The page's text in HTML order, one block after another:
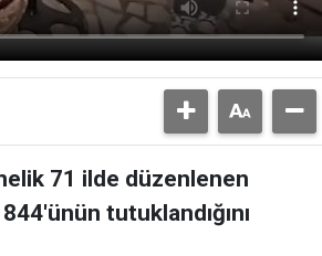
71 ilde düzenlenen
tutuklandığını